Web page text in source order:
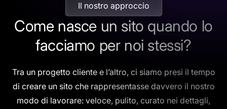
Il nostro approccio
Come nasce un sito quando lo
facciamo per noi stessi?
Tra un progetto cliente e l’altro, ci siamo presi il tempo
di creare un sito che rappresentasse davvero il nostro
modo di lavorare: veloce, pulito, curato nei dettagli,